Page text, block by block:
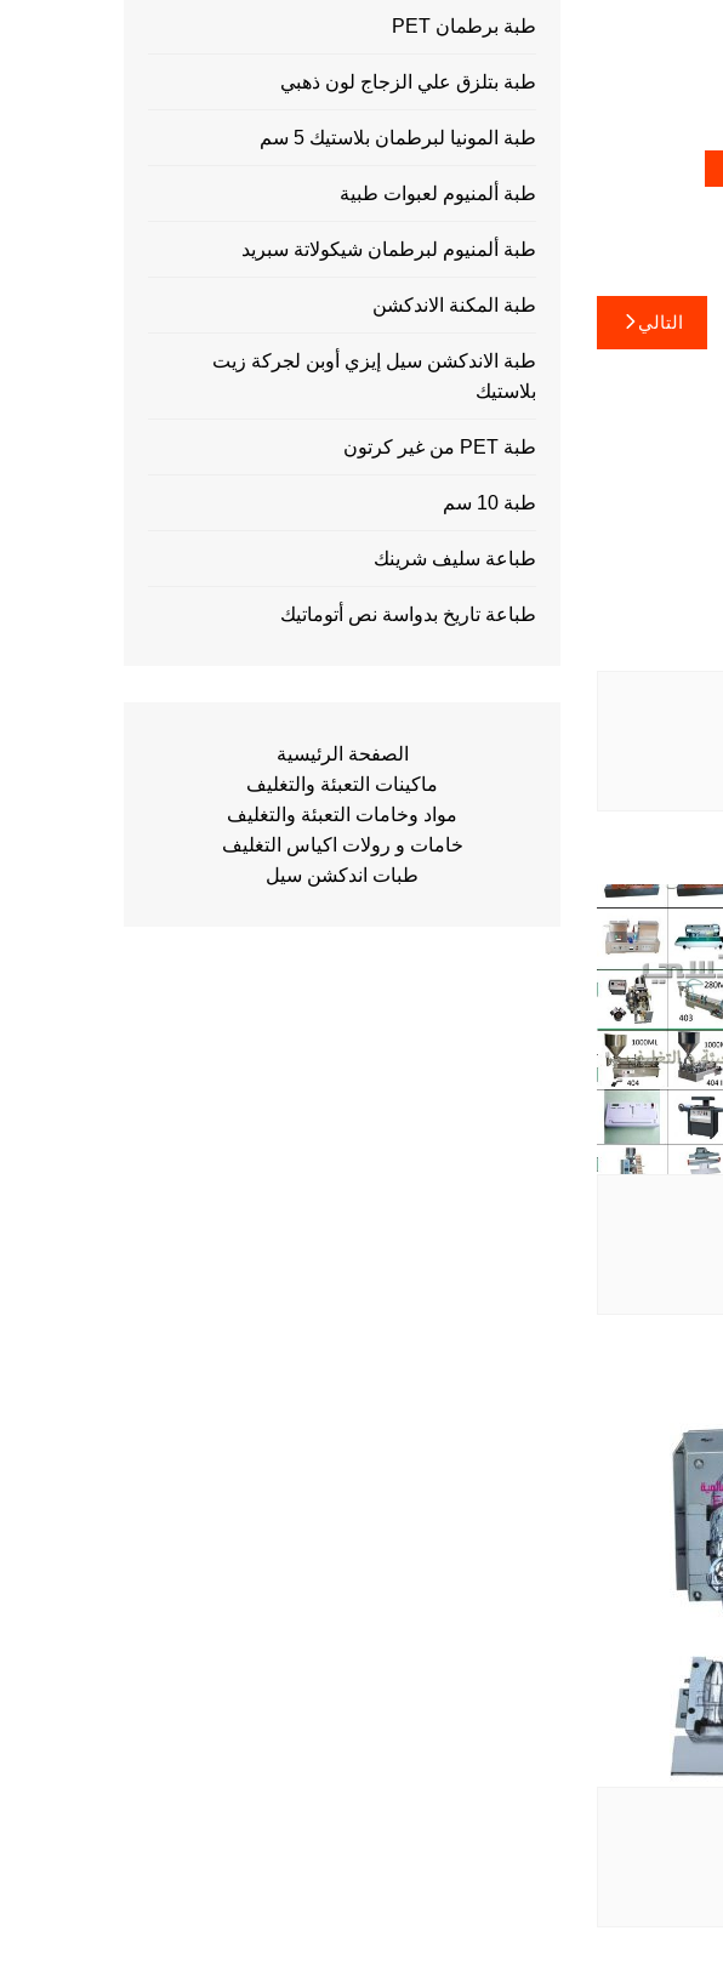
التالي
طبة برطمان PET
طبة بتلزق علي الزجاج لون ذهبي
طبة المونيا لبرطمان بلاستيك 5 سم
طبة ألمنيوم لعبوات طبية
طبة ألمنيوم لبرطمان شيكولاتة سبريد
طبة المكنة الاندكشن
طبة الاندكشن سيل إيزي أوبن لجركة زيت
بلاستيك
طبة PET من غير كرتون
طبة 10 سم
طباعة سليف شرينك
طباعة تاريخ بدواسة نص أتوماتيك
الصفحة الرئيسية
ماكينات التعبئة والتغليف
مواد وخامات التعبئة والتغليف
خامات و رولات اكياس التغليف
طبات اندكشن سيل